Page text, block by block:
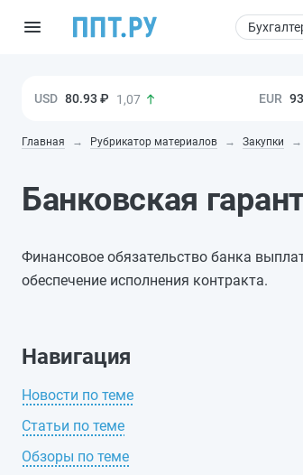
80.93 ₽ 1,07
Главная Рубрикатор материалов Закупки
Банковская
Финансовое обязательство банка
обеспечение исполнения контракта.
Навигация
Новости по теме
Статьи по теме
Обзоры по теме